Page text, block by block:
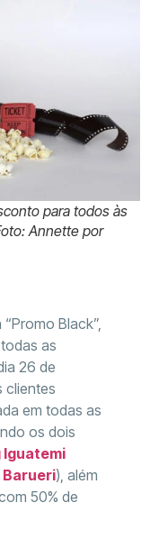
para todos às
Annette por
Black”,
todas as
26 de
clientes
em todas as
os dois
Iguatemi
Barueri), além
50% de